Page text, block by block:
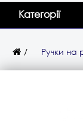
Категорії
Ручки на